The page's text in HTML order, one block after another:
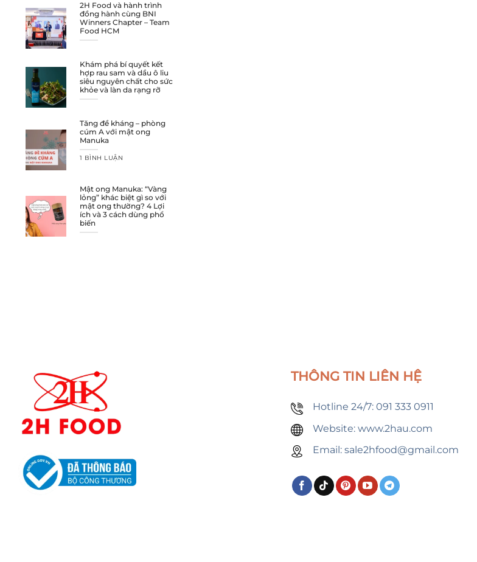
2H Food và hành trình
đồng hành cùng BNI
Winners Chapter – Team
Food HCM
Khám phá bí quyết kết
hợp rau sam và dầu ô liu
siêu nguyên chất cho sức
khỏe và làn da rạng rỡ
Tăng đề kháng – phòng
cúm A với mật ong
Manuka
1 BÌNH LUẬN
Mật ong Manuka: “Vàng
lỏng” khác biệt gì so với
mật ong thường? 4 Lợi
ích và 3 cách dùng phổ
biến
THÔNG TIN LIÊN HỆ
Hotline 24/7: 091 333 0911
Website: www.2hau.com
Email: sale2hfood@gmail.com